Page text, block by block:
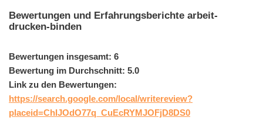
Bewertungen und Erfahrungsberichte arbeit-
drucken-binden
Bewertungen insgesamt: 6
Bewertung im Durchschnitt: 5.0
Link zu den Bewertungen:
https://search.google.com/local/writereview?
placeid=ChIJOdO77q_CuEcRYMJOFjD8DS0